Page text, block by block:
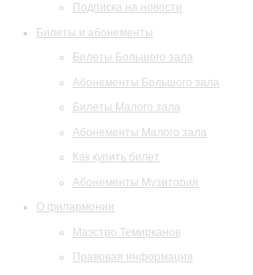
Подписка на новости
Билеты и абонементы
Билеты Большого зала
Абонементы Большого зала
Билеты Малого зала
Абонементы Малого зала
Как купить билет
Абонементы Музитория
О филармонии
Маэстро Темирканов
Правовая информация